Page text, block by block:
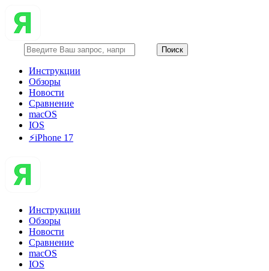
Инструкции
Обзоры
Новости
Сравнение
macOS
IOS
⚡️iPhone 17
Инструкции
Обзоры
Новости
Сравнение
macOS
IOS